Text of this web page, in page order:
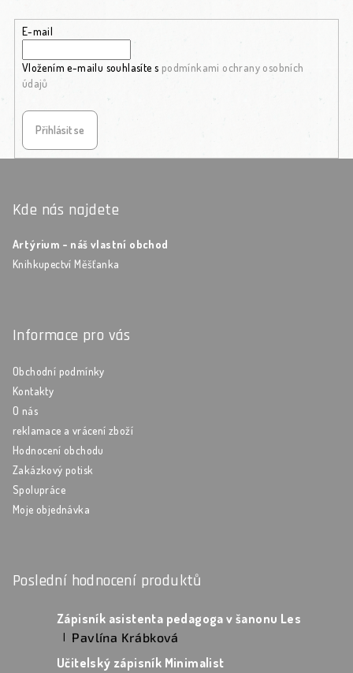
E-mail
Vložením e-mailu souhlasíte s podmínkami ochrany osobních
údajů
Přihlásit se
Kde nás najdete
Artýrium - náš vlastní obchod
Knihkupectví Měšťanka
Informace pro vás
Obchodní podmínky
Kontakty
O nás
reklamace a vrácení zboží
Hodnocení obchodu
Zakázkový potisk
Spolupráce
Moje objednávka
Poslední hodnocení produktů
Zápisník asistenta pedagoga v šanonu Les
Hodnocení produktu je 5 z 5 hvězdiček.
| Pavlína Krábková
Učitelský zápisník Minimalist